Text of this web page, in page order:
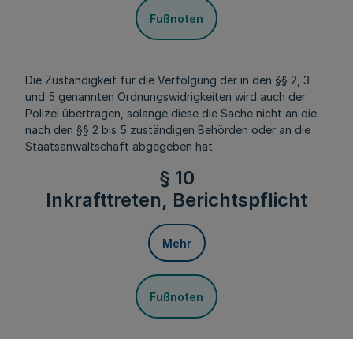
Fußnoten
Die Zuständigkeit für die Verfolgung der in den §§ 2, 3
und 5 genannten Ordnungswidrigkeiten wird auch der
Polizei übertragen, solange diese die Sache nicht an die
nach den §§ 2 bis 5 zuständigen Behörden oder an die
Staatsanwaltschaft abgegeben hat.
§ 10
Inkrafttreten, Berichtspflicht
Mehr
Fußnoten